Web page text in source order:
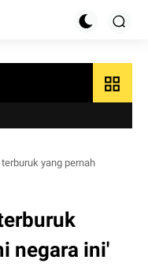
grid_view
yang pernah
negara ini'